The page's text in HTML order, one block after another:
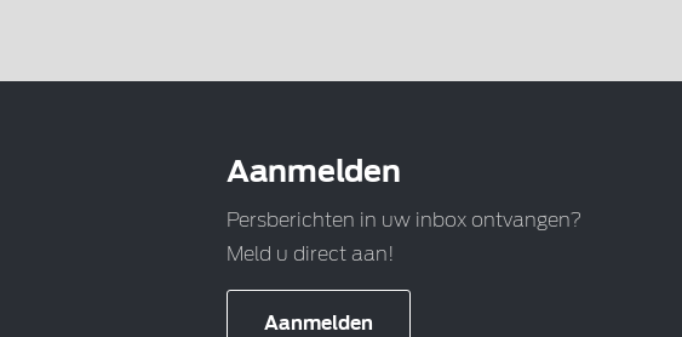
Aanmelden
Persberichten in uw inbox ontvangen?
Meld u direct aan!
Aanmelden